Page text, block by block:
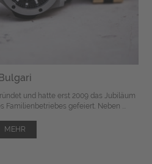
und hatte erst 2009 das Jubiläum
Familienbetriebes gefeiert. Neben ...
MEHR